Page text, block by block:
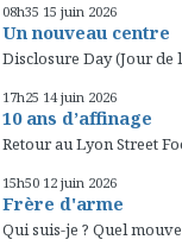
08h35 15 juin 2026
Un nouveau centre
Disclosure Day (Jour de
17h25 14 juin 2026
10 ans d’affinage
Retour au Lyon Street
15h50 12 juin 2026
Frère d'arme
Qui suis-je ? Quel